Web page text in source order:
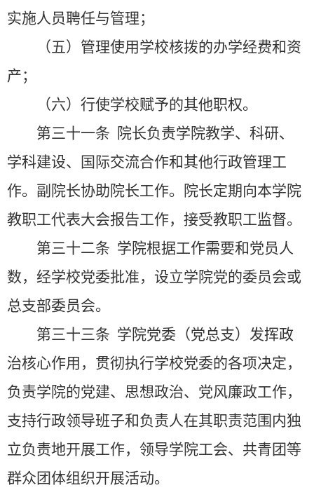
实施人员聘任与管理；
（五）管理使用学校核拨的办学经费和资
产；
（六）行使学校赋予的其他职权。
第三十一条 院长负责学院教学、科研、
学科建设、国际交流合作和其他行政管理工
作。副院长协助院长工作。院长定期向本学院
教职工代表大会报告工作，接受教职工监督。
第三十二条 学院根据工作需要和党员人
数，经学校党委批准，设立学院党的委员会或
总支部委员会。
第三十三条 学院党委（党总支）发挥政
治核心作用，贯彻执行学校党委的各项决定，
负责学院的党建、思想政治、党风廉政工作，
支持行政领导班子和负责人在其职责范围内独
立负责地开展工作，领导学院工会、共青团等
群众团体组织开展活动。